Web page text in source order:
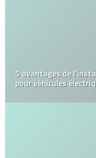
5 avantages de
pour véhicules